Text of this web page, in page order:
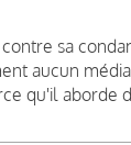
sa
aucun
qu'il aborde